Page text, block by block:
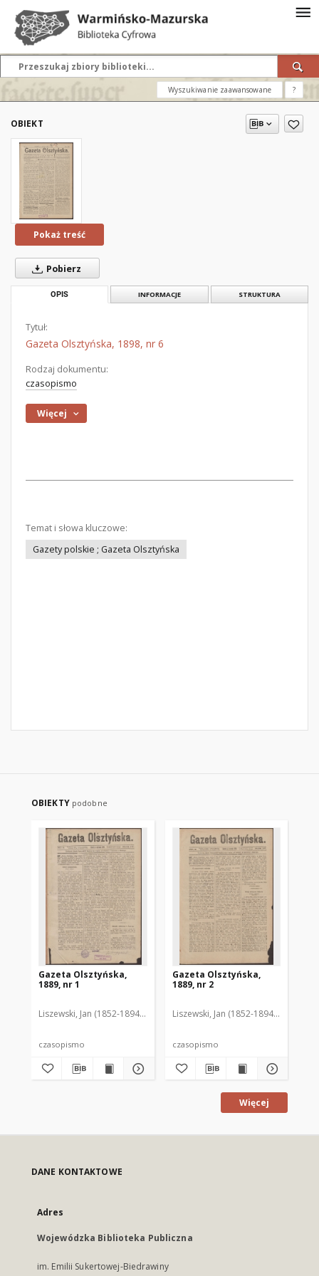
Wyszukiwanie zaawansowane ?
OBIEKT
Pokaż treść
Pobierz
OPIS INFORMACJE STRUKTURA
Tytuł:
Gazeta Olsztyńska, 1898, nr 6
Rodzaj dokumentu:
czasopismo
Więcej
Temat i słowa kluczowe:
Gazety polskie ; Gazeta Olsztyńska
OBIEKTY podobne
Gazeta Olsztyńska,
1889, nr 1
Liszewski, Jan (1852-1894). Red.
czasopismo
Gazeta Olsztyńska,
1889, nr 2
Liszewski, Jan (1852-1894). Red.
czasopismo
Więcej
DANE KONTAKTOWE
Adres
Wojewódzka Biblioteka Publiczna
im. Emilii Sukertowej-Biedrawiny